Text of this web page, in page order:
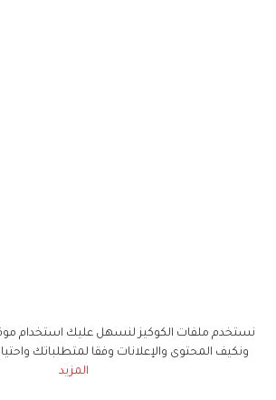
نستخدم ملفات الكوكيز لنسهل عليك استخدام
ونكيف المحتوى والإعلانات وفقا لمتطلباتك
المزيد